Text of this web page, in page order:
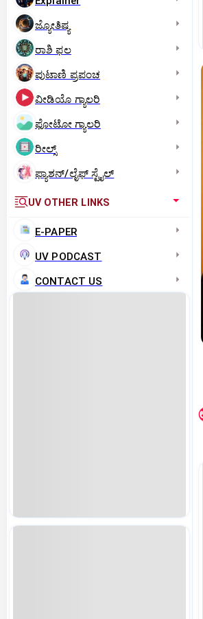
ಜ್ಯೋತಿಷ್ಯ
ರಾಶಿ ಫಲ
ಪುಟಾಣಿ ಪ್ರಪಂಚ
ವೀಡಿಯೊ ಗ್ಯಾಲರಿ
ಫೋಟೋ ಗ್ಯಾಲರಿ
ರೀಲ್ಸ್
ಫ್ಯಾಶನ್/ಲೈಫ್‌ ಸ್ಟೈಲ್
UV OTHER LINKS
E-PAPER
UV PODCAST
CONTACT US